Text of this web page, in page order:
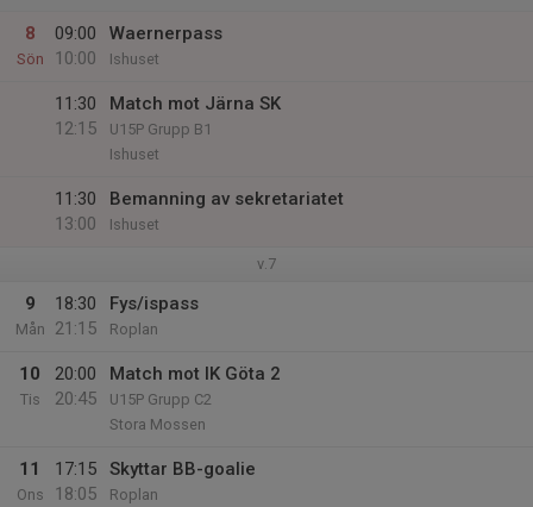
8
Sön
09:00
10:00
Waernerpass
Ishuset
11:30
12:15
Match mot Järna SK
U15P Grupp B1
Ishuset
11:30
13:00
Bemanning av sekretariatet
Ishuset
v.7
9
Mån
18:30
21:15
Fys/ispass
Roplan
10
Tis
20:00
20:45
Match mot IK Göta 2
U15P Grupp C2
Stora Mossen
11
Ons
17:15
18:05
Skyttar BB-goalie
Roplan